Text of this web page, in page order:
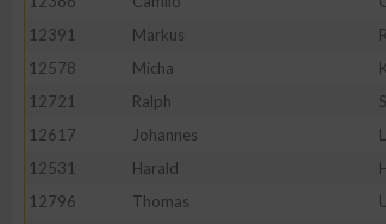
12391
Markus
12578
Micha
12721
Ralph
12617
Johannes
12531
Harald
12796
Thomas